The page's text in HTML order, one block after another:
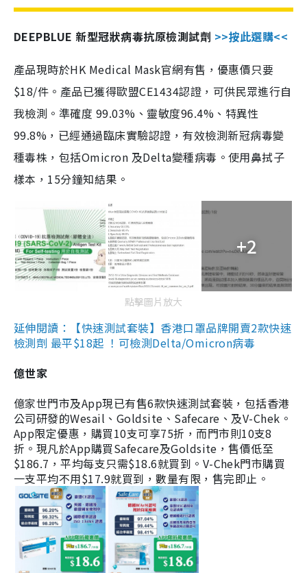
DEEPBLUE 新型冠狀病毒抗原檢測試劑 >>按此選購<<
產品現時於HK Medical Mask官網有售，優惠價只要
$18/件。產品已獲得歐盟CE1434認證，可供民眾進行自
我檢測。準確度 99.03%、靈敏度96.4%、特異性
99.8%，已經通過臨床實驗認證，有效檢測新冠病毒變
種毒株，包括Omicron 及Delta變種病毒。使用鼻拭子
樣本，15分鐘知結果。
+2
點擊圖片放大
延伸閱讀：【快速測試套裝】香港口罩品牌開賣2款快速
檢測劑 最平$18起 ！可檢測Delta/Omicron病毒
億世家
億家世門市及App現已有售6款快速測試套裝，包括香港
公司研發的Wesail、Goldsite、Safecare、及V-Chek。
App限定優惠，購買10支可享75折，而門市則10支8
折。現凡於App購買Safecare及Goldsite，售價低至
$186.7，平均每支只需$18.6就買到。V-Chek門市購買
一支平均不用$17.9就買到，數量有限，售完即止。